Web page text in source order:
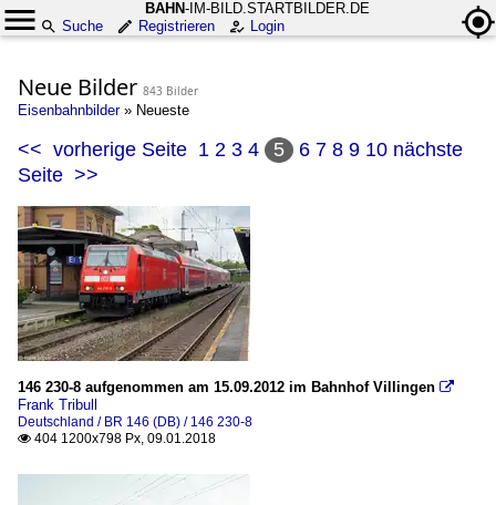
BAHN-IM-BILD.STARTBILDER.DE
Suche
Registrieren Login
Neue Bilder 843 Bilder
Eisenbahnbilder» Neueste
<< vorherige Seite 1 2 3 4 5 6 7 8 9 10 nächste
Seite >>
146 230-8 aufgenommen am 15.09.2012 im Bahnhof Villingen 
Frank Tribull
Deutschland / BR 146 (DB) / 146 230-8
 404 1200x798 Px, 09.01.2018